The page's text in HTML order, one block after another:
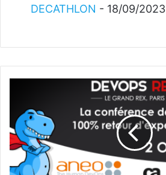
DECATHLON - 18/09/2023